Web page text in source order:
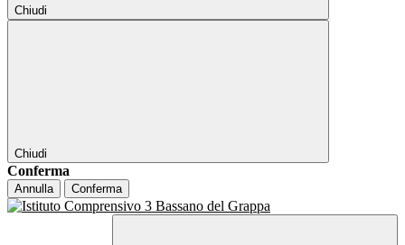
Chiudi
Chiudi
Conferma
Annulla Conferma